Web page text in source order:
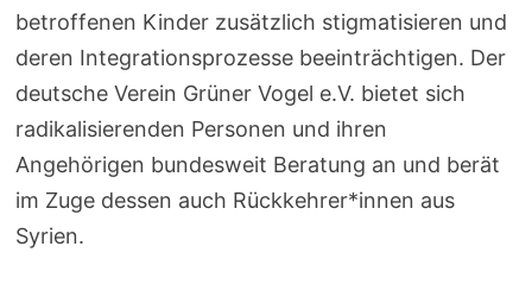
betroffenen Kinder zusätzlich stigmatisieren und
deren Integrationsprozesse beeinträchtigen. Der
deutsche Verein Grüner Vogel e.V. bietet sich
radikalisierenden Personen und ihren
Angehörigen bundesweit Beratung an und berät
im Zuge dessen auch Rückkehrer*innen aus
Syrien.